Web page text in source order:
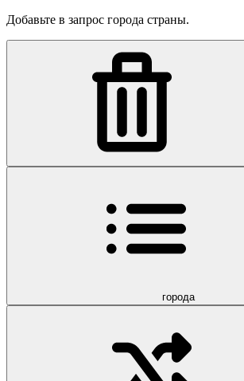
Добавьте в запрос города страны.
города